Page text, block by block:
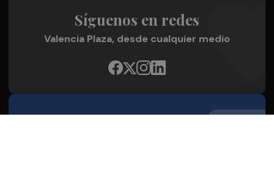
Síguenos en redes
Valencia Plaza, desde cualquier medio
Quienes Somos